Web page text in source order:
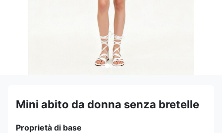
Mini abito da donna senza bretelle
Proprietà di base